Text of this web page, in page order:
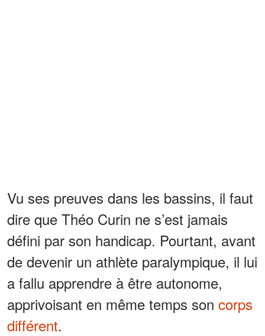
Vu ses preuves dans les bassins, il faut
dire que Théo Curin ne s’est jamais
défini par son handicap. Pourtant, avant
de devenir un athlète paralympique, il lui
a fallu apprendre à être autonome,
apprivoisant en même temps son corps
différent.